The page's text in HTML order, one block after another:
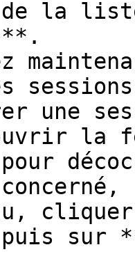
de la
une
la
sur